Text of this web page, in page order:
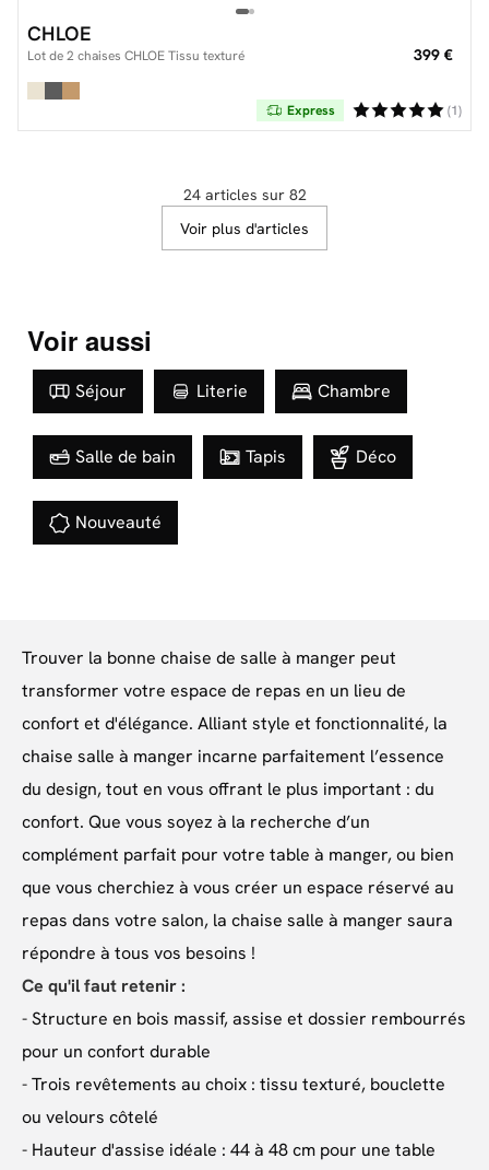
CHLOE
Lot de 2 chaises CHLOE Tissu texturé 399 €
(1)
Express
24 articles sur 82
Voir plus d'articles
Voir aussi
Séjour Literie Chambre
Salle de bain Tapis Déco
Nouveauté
Trouver la bonne chaise de salle à manger peut
transformer votre espace de repas en un lieu de
confort et d'élégance. Alliant style et fonctionnalité, la
chaise salle à manger incarne parfaitement l’essence
du design, tout en vous offrant le plus important : du
confort. Que vous soyez à la recherche d’un
complément parfait pour votre table à manger, ou bien
que vous cherchiez à vous créer un espace réservé au
repas dans votre salon, la chaise salle à manger saura
répondre à tous vos besoins !
Ce qu'il faut retenir :
- Structure en bois massif, assise et dossier rembourrés
pour un confort durable
- Trois revêtements au choix : tissu texturé, bouclette
ou velours côtelé
- Hauteur d'assise idéale : 44 à 48 cm pour une table